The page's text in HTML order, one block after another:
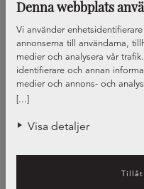
Denna webbplats
[...]
Vi använder
annonserna till användarna,
medier och analysera vår
identifierare och annan
medier och annons- och
Dessa kan i sin tur kombinera
använt deras tjänster.
Visa detaljer
Tillåt